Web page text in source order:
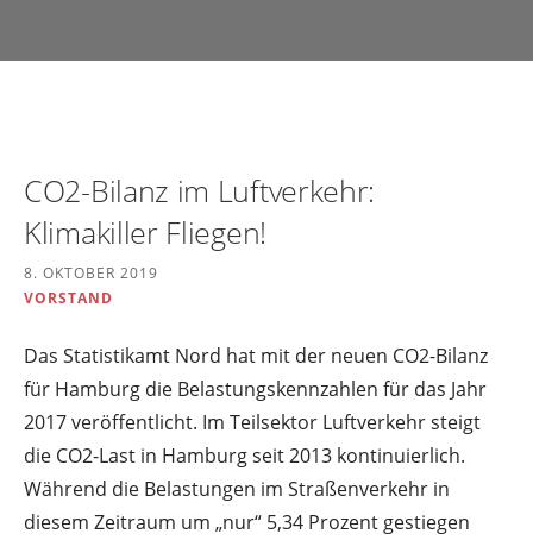
CO2-Bilanz im Luftverkehr:
Klimakiller Fliegen!
8. OKTOBER 2019
VORSTAND
Das Statistikamt Nord hat mit der neuen CO2-Bilanz
für Hamburg die Belastungskennzahlen für das Jahr
2017 veröffentlicht. Im Teilsektor Luftverkehr steigt
die CO2-Last in Hamburg seit 2013 kontinuierlich.
Während die Belastungen im Straßenverkehr in
diesem Zeitraum um „nur“ 5,34 Prozent gestiegen